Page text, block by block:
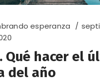
esperanza
Qué hacer el
del año